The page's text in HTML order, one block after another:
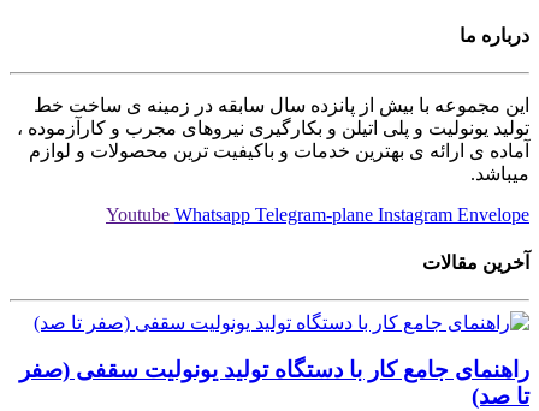
درباره ما
این مجموعه با بیش از پانزده سال سابقه در زمینه ی ساخت خط
تولید یونولیت و پلی اتیلن و بکارگیری نیروهای مجرب و کارآزموده ،
آماده ی ارائه ی بهترین خدمات و باکیفیت ترین محصولات و لوازم
میباشد.
Youtube Whatsapp Telegram-plane Instagram Envelope
آخرین مقالات
راهنمای جامع کار با دستگاه تولید یونولیت سقفی (صفر
تا صد)